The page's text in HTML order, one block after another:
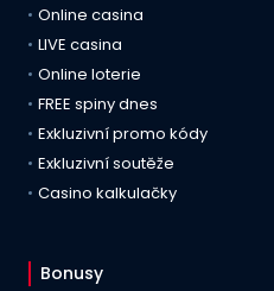
Online casina
LIVE casina
Online loterie
FREE spiny dnes
Exkluzivní promo kódy
Exkluzivní soutěže
Casino kalkulačky
Bonusy